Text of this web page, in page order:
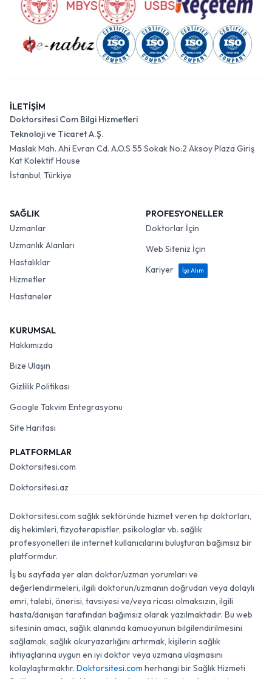
İLETİŞİM
Doktorsitesi Com Bilgi Hizmetleri
Teknoloji ve Ticaret A.Ş.
Maslak Mah. Ahi Evran Cd. A.O.S 55 Sokak No:2 Aksoy Plaza Giriş
Kat Kolektif House
İstanbul, Türkiye
SAĞLIK
Uzmanlar
Uzmanlık Alanları
Hastalıklar
Hizmetler
Hastaneler
PROFESYONELLER
Doktorlar İçin
Web Siteniz İçin
Kariyer
İşe Alım
KURUMSAL
Hakkımızda
Bize Ulaşın
Gizlilik Politikası
Google Takvim Entegrasyonu
Site Haritası
PLATFORMLAR
Doktorsitesi.com
Doktorsitesi.az
Doktorsitesi.com sağlık sektöründe hizmet veren tıp doktorları,
diş hekimleri, fizyoterapistler, psikologlar vb. sağlık
profesyonelleri ile internet kullanıcılarını buluşturan bağımsız bir
platformdur.
İş bu sayfada yer alan doktor/uzman yorumları ve
değerlendirmeleri, ilgili doktorun/uzmanın doğrudan veya dolaylı
emri, talebi, önerisi, tavsiyesi ve/veya ricası olmaksızın, ilgili
hasta/danışan tarafından bağımsız olarak yazılmaktadır. Bu web
sitesinin amacı, sağlık alanında kamuoyunun bilgilendirilmesini
sağlamak, sağlık okuryazarlığını artırmak, kişilerin sağlık
ihtiyaçlarına uygun en iyi doktor veya uzmana ulaşmasını
kolaylaştırmaktır. Doktorsitesi.com herhangi bir Sağlık Hizmeti